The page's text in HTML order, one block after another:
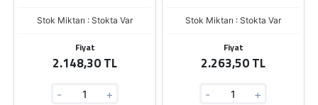
Stok Miktarı : Stokta Var
Fiyat
2.148,30 TL
- +
Stok Miktarı : Stokta Var
Fiyat
2.263,50 TL
- +